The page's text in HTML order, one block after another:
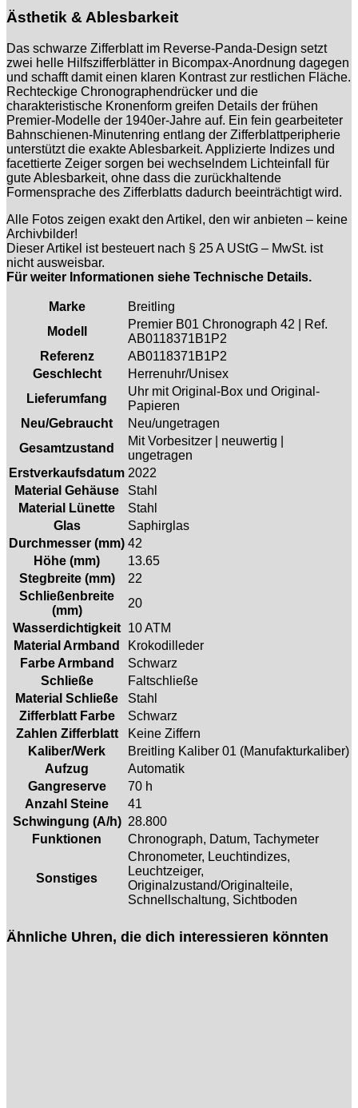
Ästhetik & Ablesbarkeit
Das schwarze Zifferblatt im Reverse-Panda-Design setzt
zwei helle Hilfszifferblätter in Bicompax-Anordnung dagegen
und schafft damit einen klaren Kontrast zur restlichen Fläche.
Rechteckige Chronographendrücker und die
charakteristische Kronenform greifen Details der frühen
Premier-Modelle der 1940er-Jahre auf. Ein fein gearbeiteter
Bahnschienen-Minutenring entlang der Zifferblattperipherie
unterstützt die exakte Ablesbarkeit. Applizierte Indizes und
facettierte Zeiger sorgen bei wechselndem Lichteinfall für
gute Ablesbarkeit, ohne dass die zurückhaltende
Formensprache des Zifferblatts dadurch beeinträchtigt wird.
Alle Fotos zeigen exakt den Artikel, den wir anbieten – keine
Archivbilder!
Dieser Artikel ist besteuert nach § 25 A UStG – MwSt. ist
nicht ausweisbar.
Für weiter Informationen siehe Technische Details.
Marke
Breitling
Modell
Premier B01 Chronograph 42 | Ref.
AB0118371B1P2
Referenz
AB0118371B1P2
Geschlecht
Herrenuhr/Unisex
Lieferumfang
Uhr mit Original-Box und Original-
Papieren
Neu/Gebraucht
Neu/ungetragen
Gesamtzustand
Mit Vorbesitzer | neuwertig |
ungetragen
Erstverkaufsdatum 2022
Material Gehäuse
Stahl
Material Lünette
Stahl
Glas
Saphirglas
Durchmesser (mm) 42
Höhe (mm)
13.65
Stegbreite (mm)
22
Schließenbreite
(mm)
20
Wasserdichtigkeit 10 ATM
Material Armband
Krokodilleder
Farbe Armband
Schwarz
Schließe
Faltschließe
Material Schließe
Stahl
Zifferblatt Farbe
Schwarz
Zahlen Zifferblatt
Keine Ziffern
Kaliber/Werk
Breitling Kaliber 01 (Manufakturkaliber)
Aufzug
Automatik
Gangreserve
70 h
Anzahl Steine
41
Schwingung (A/h) 28.800
Funktionen
Chronograph, Datum, Tachymeter
Sonstiges
Chronometer, Leuchtindizes,
Leuchtzeiger,
Originalzustand/Originalteile,
Schnellschaltung, Sichtboden
Ähnliche Uhren, die dich interessieren könnten